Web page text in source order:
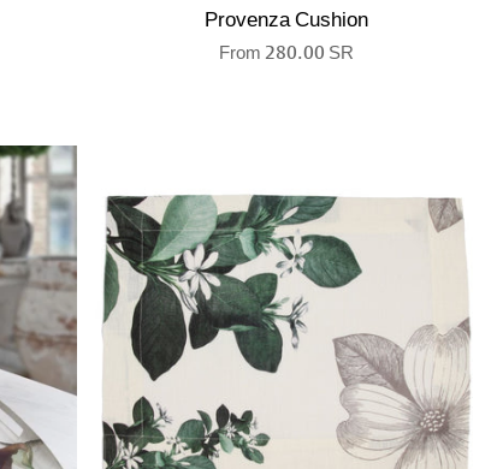
Provenza Cushion
From 280.00 SR